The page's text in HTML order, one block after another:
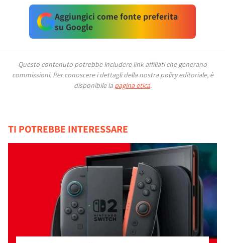
Aggiungici come fonte preferita
su Google
Questo contenuto potrebbe includere link affiliati che generano
commissioni. Per conoscere i dettagli della nostra policy editoriale, è
disponibile la pagina etica.
TI POTREBBE INTERESSARE